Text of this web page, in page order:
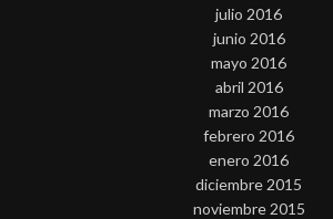
julio 2016
junio 2016
mayo 2016
abril 2016
marzo 2016
febrero 2016
enero 2016
diciembre 2015
noviembre 2015